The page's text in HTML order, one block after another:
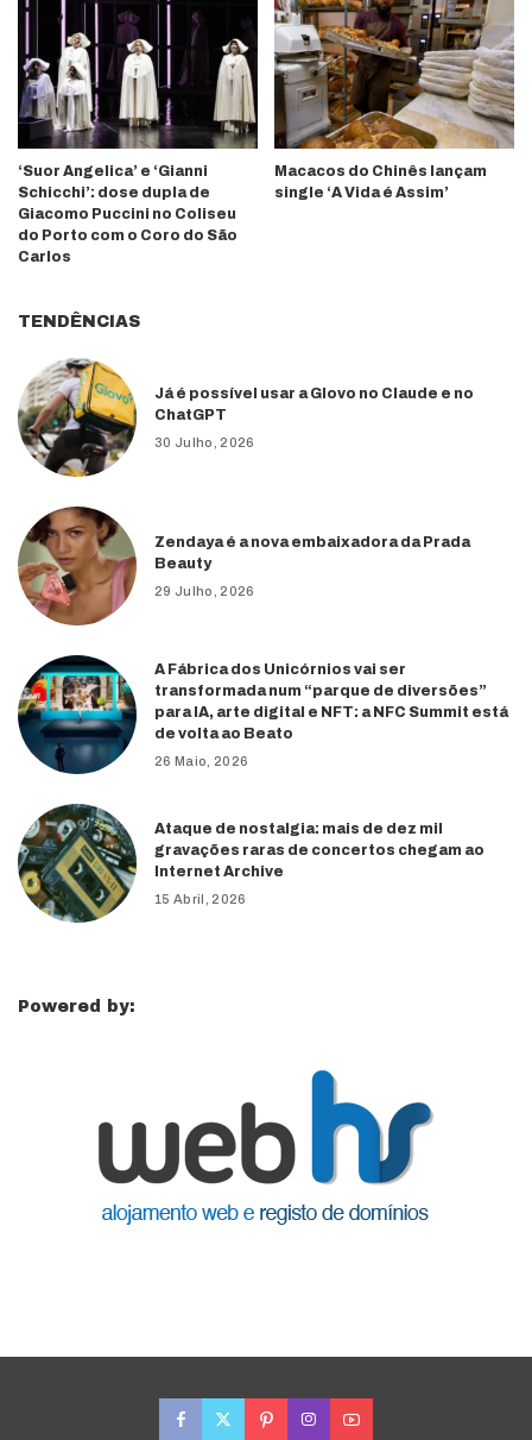
‘Suor Angelica’ e ‘Gianni
Schicchi’: dose dupla de
Giacomo Puccini no Coliseu
do Porto com o Coro do São
Carlos
Macacos do Chinês lançam
single ‘A Vida é Assim’
TENDÊNCIAS
Já é possível usar a Glovo no Claude e no
ChatGPT
30 Julho, 2026
Zendaya é a nova embaixadora da Prada
Beauty
29 Julho, 2026
A Fábrica dos Unicórnios vai ser
transformada num “parque de diversões”
para IA, arte digital e NFT: a NFC Summit está
de volta ao Beato
26 Maio, 2026
Ataque de nostalgia: mais de dez mil
gravações raras de concertos chegam ao
Internet Archive
15 Abril, 2026
Powered by: